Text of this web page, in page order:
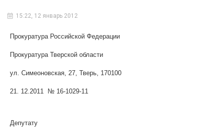
15:22, 12 январь 2012
Прокуратура Российской Федерации
Прокуратура Тверской области
ул. Симеоновская, 27, Тверь, 170100
21. 12.2011 № 16-1029-11
Депутату